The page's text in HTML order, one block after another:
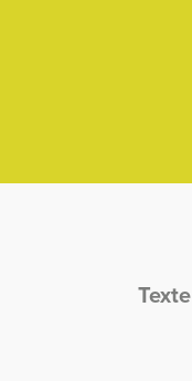
Texte